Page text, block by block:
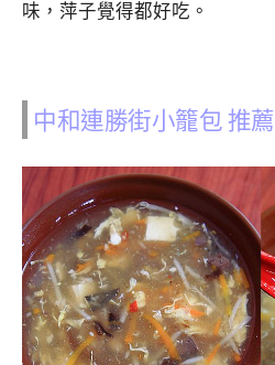
味，萍子覺得都好吃。
中和連勝街小籠包 推